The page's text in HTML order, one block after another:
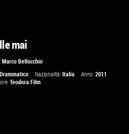
mai
Marco Bellocchio
Drammatico Nazionalità:Italia Anno:2011
Teodora Film